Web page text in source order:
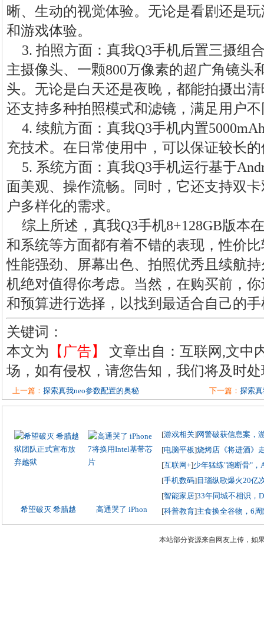
晰、生动的视觉体验。无论是看剧还是
和游戏体验。
3. 拍照方面：真我Q3手机后置三摄组
主摄像头、一颗800万像素的超广角镜头
头。无论是白天还是夜晚，都能拍摄出
还支持多种拍照模式和滤镜，满足用户
4. 续航方面：真我Q3手机内置
充技术。在日常使用中，可以保证较长
5. 系统方面：真我Q3手机运行基于
面美观、操作流畅。同时，它还支持双
户多样化的需求。
综上所述，真我Q3手机8+128GB版本
和系统等方面都有着不错的表现，性价
性能强劲、屏幕出色、拍照优秀且续航
机绝对值得你考虑。当然，在购买前，
和预算进行选择，以找到最适合自己的
关键词：
本文为 【广告】
文章出自：互联网,文中
场，如有侵权，请您告知，我们将及时
上一篇： 探索真我neo参数配置的奥秘 下一篇： 探索
希望破灭 希腊越 高通哭了 iPhon
[游戏相关]网警破获信息案，
[电脑平板]烧烤店《将进酒》
[互联网+]少年猛练"跑断骨"，
[手机数码]目瑙纵歌爆火20亿
[智能家居]33年同城不相识，
[科普教育]主食换全谷物，6
本站部分资源来自网友上传，如